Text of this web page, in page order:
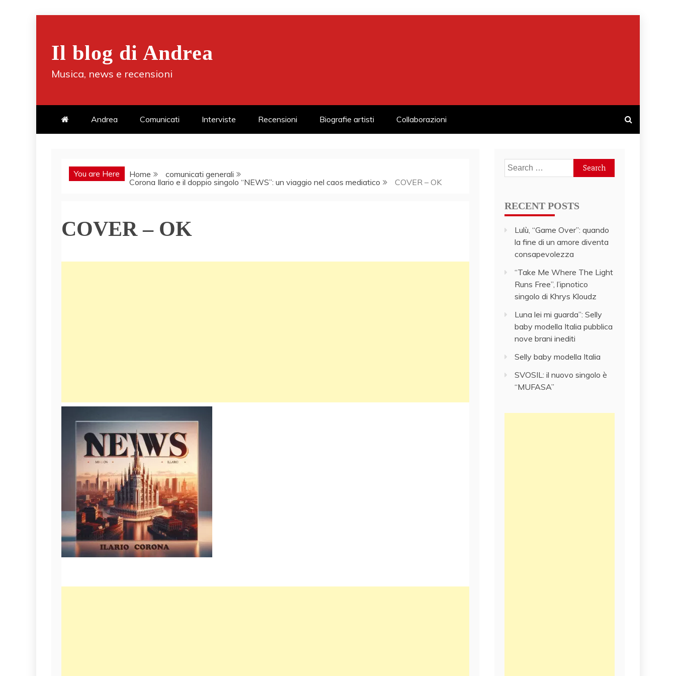
contentIl blog di Andrea
Musica, news e recensioni
Andrea Comunicati Interviste Recensioni Biografie artisti Collaborazioni
You are Here Home
comunicati generali
Corona Ilario e il doppio singolo “NEWS”: un viaggio nel caos mediatico
COVER – OK
COVER – OK
Search
for:
RECENT POSTS
Lulù, “Game Over”: quando
la fine di un amore diventa
consapevolezza
“Take Me Where The Light
Runs Free”, l’ipnotico
singolo di Khrys Kloudz
Luna lei mi guarda”: Selly
baby modella Italia pubblica
nove brani inediti
Selly baby modella Italia
SVOSIL: il nuovo singolo è
“MUFASA”